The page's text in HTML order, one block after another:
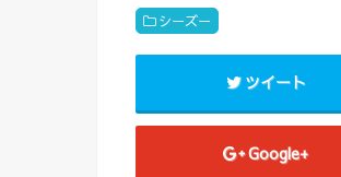
シーズー
ツイート
Google+